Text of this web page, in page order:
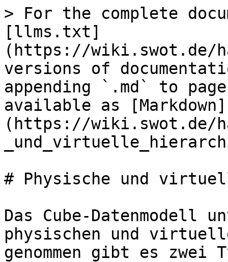
> For the complete
[llms.txt]
(https://wiki.swot.de/
versions of
appending `.md` to
available as [Markdown]
(https://wiki.swot.de/
# Physische und
Das Cube-Datenmodell
physischen und
genommen gibt es zwei